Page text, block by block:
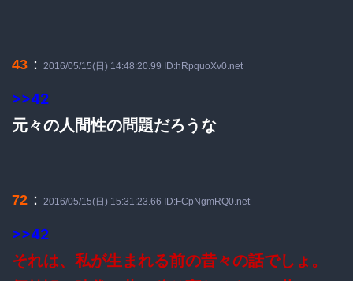
43 ： 2016/05/15(日) 14:48:20.99 ID:hRpquoXv0.net
>>42
元々の人間性の問題だろうな
72 ： 2016/05/15(日) 15:31:23.66 ID:FCpNgmRQ0.net
>>42
それは、私が生まれる前の昔々の話でしょ。